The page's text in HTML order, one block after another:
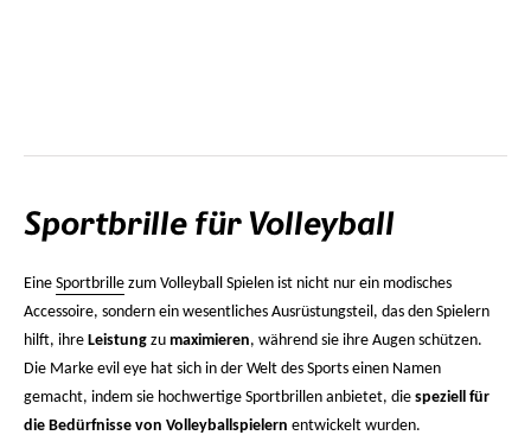
Sportbrille für Volleyball
Eine Sportbrille zum Volleyball Spielen ist nicht nur ein modisches
Accessoire, sondern ein wesentliches Ausrüstungsteil, das den Spielern
hilft, ihre Leistung zu maximieren, während sie ihre Augen schützen.
Die Marke evil eye hat sich in der Welt des Sports einen Namen
gemacht, indem sie hochwertige Sportbrillen anbietet, die speziell für
die Bedürfnisse von Volleyballspielern entwickelt wurden.